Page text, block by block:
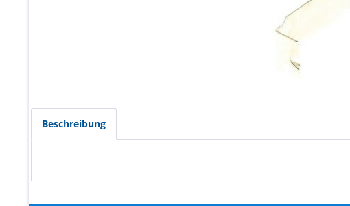
Beschreibung